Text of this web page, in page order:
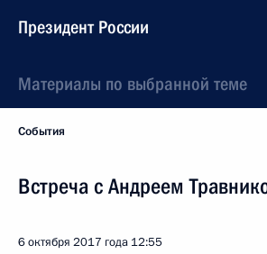
Президент России
Материалы по выбранной теме
События
Встреча с Андреем
6 октября 2017 года 12:55